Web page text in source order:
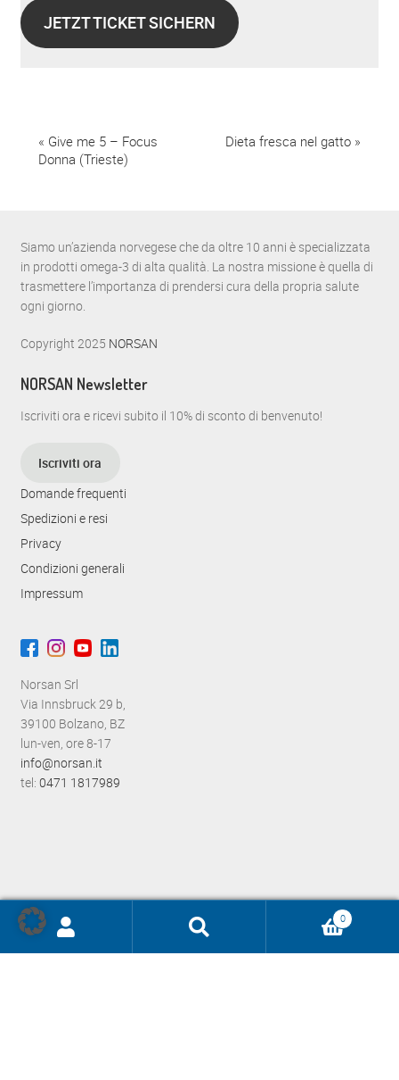
JETZT TICKET SICHERN
t
o
a
v
i
z
i
o
n
e
« Give me 5 – Focus
Donna (Trieste)
Dieta fresca nel gatto »
Siamo un’azienda norvegese che da oltre 10 anni è specializzata
in prodotti omega-3 di alta qualità. La nostra missione è quella di
trasmettere l’importanza di prendersi cura della propria salute
ogni giorno.
Copyright 2025 NORSAN
NORSAN Newsletter
Iscriviti ora e ricevi subito il 10% di sconto di benvenuto!
Iscriviti ora
Domande frequenti
Spedizioni e resi
Privacy
Condizioni generali
Impressum
Norsan Srl
Via Innsbruck 29 b,
39100 Bolzano, BZ
lun-ven, ore 8-17
info@norsan.it
tel: 0471 1817989
Ricerca
0